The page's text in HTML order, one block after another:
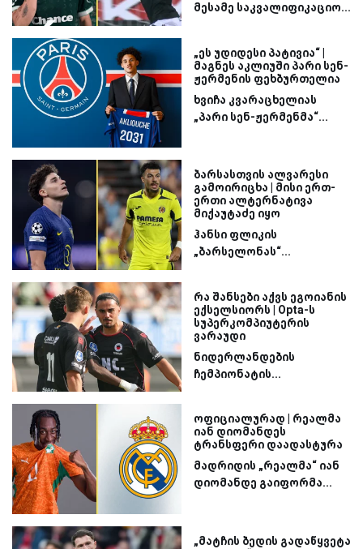
მესამე საკვალიფიკაციო...
„ეს უდიდესი პატივია“ |
მაგნეს აკლიუში პარი სენ-
ჟერმენის ფეხბურთელია
ხვიჩა კვარაცხელიას
„პარი სენ-ჟერმენმა“...
ბარსასთვის ალვარესი
გამოირიცხა | მისი ერთ-
ერთი ალტერნატივა
მიქაუტაძე იყო
ჰანსი ფლიკის
„ბარსელონას“...
რა შანსები აქვს ეგოიანის
ექსელსიორს | Opta-ს
სუპერკომპიუტერის
ვარაუდი
ნიდერლანდების
ჩემპიონატის...
ოფიციალურად | რეალმა
იან დიომანდეს
ტრანსფერი დაადასტურა
მადრიდის „რეალმა“ იან
დიომანდე გაიფორმა...
„მატჩის ბედის გადაწყვეტა